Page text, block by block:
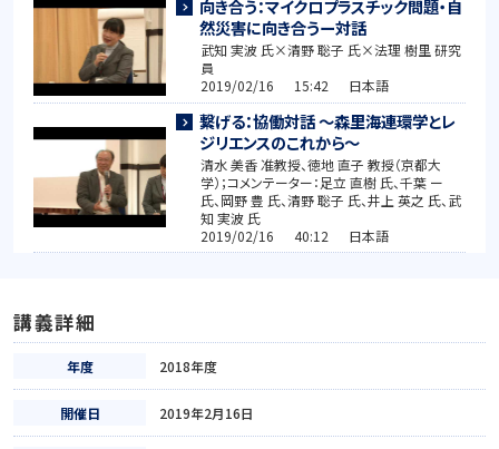
向き合う：マイクロプラスチック問題・自
然災害に向き合うー対話
武知 実波 氏×清野 聡子 氏×法理 樹里 研究
員
2019/02/16 15:42 日本語
繋げる：協働対話 ～森里海連環学とレ
ジリエンスのこれから～
清水 美香 准教授、徳地 直子 教授（京都大
学）；コメンテーター：足立 直樹 氏、千葉 ー
氏、岡野 豊 氏、清野 聡子 氏、井上 英之 氏、武
知 実波 氏
2019/02/16 40:12 日本語
講義詳細
年度 2018年度
開催日 2019年2月16日